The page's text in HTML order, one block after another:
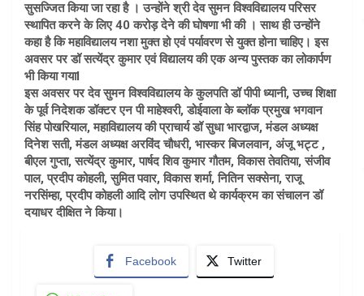
सुसज्जित किया जा रहा है । उन्होंने श्री देव सुमन विश्वविद्यालय परिसर
स्थापित करने के लिए 40 करोड़ देने की घोषणा भी की । साथ ही उन्होंने
कहा है कि महाविद्यालय नशा मुक्त हो एवं पर्यावरण से युक्त होना चाहिए। इस
अवसर पर डॉ सत्येंद्र कुमार एवं विद्यालय की एक अन्य पुस्तक का लोकार्पण
भी किया गयाl
इस अवसर पर देव सुमन विश्वविद्यालय के कुलपति डॉ पीपी ध्यानी, उच्च शिक्षा
के पूर्व निदेशक डॉक्टर एन पी माहेश्वरी, डोईवाला के ब्लॉक प्रमुख भगवान
सिंह पोखरियाल, महाविद्यालय की प्राचार्य डॉ सुधा भारद्वाज, मंडल अध्यक्ष
दिनेश सती, मंडल अध्यक्ष अरविंद चौधरी, भास्कर बिजलवान, अंजू भट्ट ,
बीएल गुप्ता, सत्येंद्र कुमार, पार्षद शिव कुमार गौतम, विकास तेवतिया, संजीव
पाल, प्रदीप कोहली, सुमित पवार, विकास शर्मा, नितिन सक्सेना, राजू
नरसिंम्हा, प्रदीप कोहली आदि लोग उपस्थित थे कार्यक्रम का संचालन डॉ
दयाधर दीक्षित ने किया।
Facebook Twitter